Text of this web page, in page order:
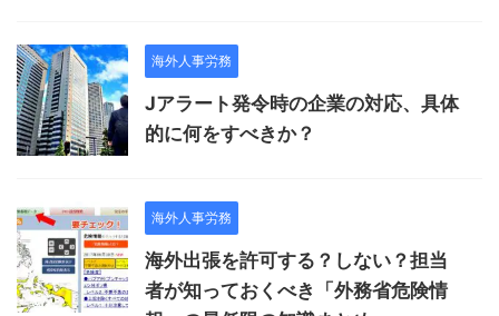
海外人事労務
Jアラート発令時の企業の対応、具体
的に何をすべきか？
海外人事労務
海外出張を許可する？しない？担当
者が知っておくべき「外務省危険情